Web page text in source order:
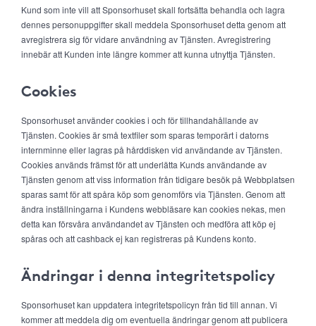
Kund som inte vill att Sponsorhuset skall fortsätta behandla och lagra
dennes personuppgifter skall meddela Sponsorhuset detta genom att
avregistrera sig för vidare användning av Tjänsten. Avregistrering
innebär att Kunden inte längre kommer att kunna utnyttja Tjänsten.
Cookies
Sponsorhuset använder cookies i och för tillhandahållande av
Tjänsten. Cookies är små textfiler som sparas temporärt i datorns
internminne eller lagras på hårddisken vid användande av Tjänsten.
Cookies används främst för att underlätta Kunds användande av
Tjänsten genom att viss information från tidigare besök på Webbplatsen
sparas samt för att spåra köp som genomförs via Tjänsten. Genom att
ändra inställningarna i Kundens webbläsare kan cookies nekas, men
detta kan försvåra användandet av Tjänsten och medföra att köp ej
spåras och att cashback ej kan registreras på Kundens konto.
Ändringar i denna integritetspolicy
Sponsorhuset kan uppdatera integritetspolicyn från tid till annan. Vi
kommer att meddela dig om eventuella ändringar genom att publicera